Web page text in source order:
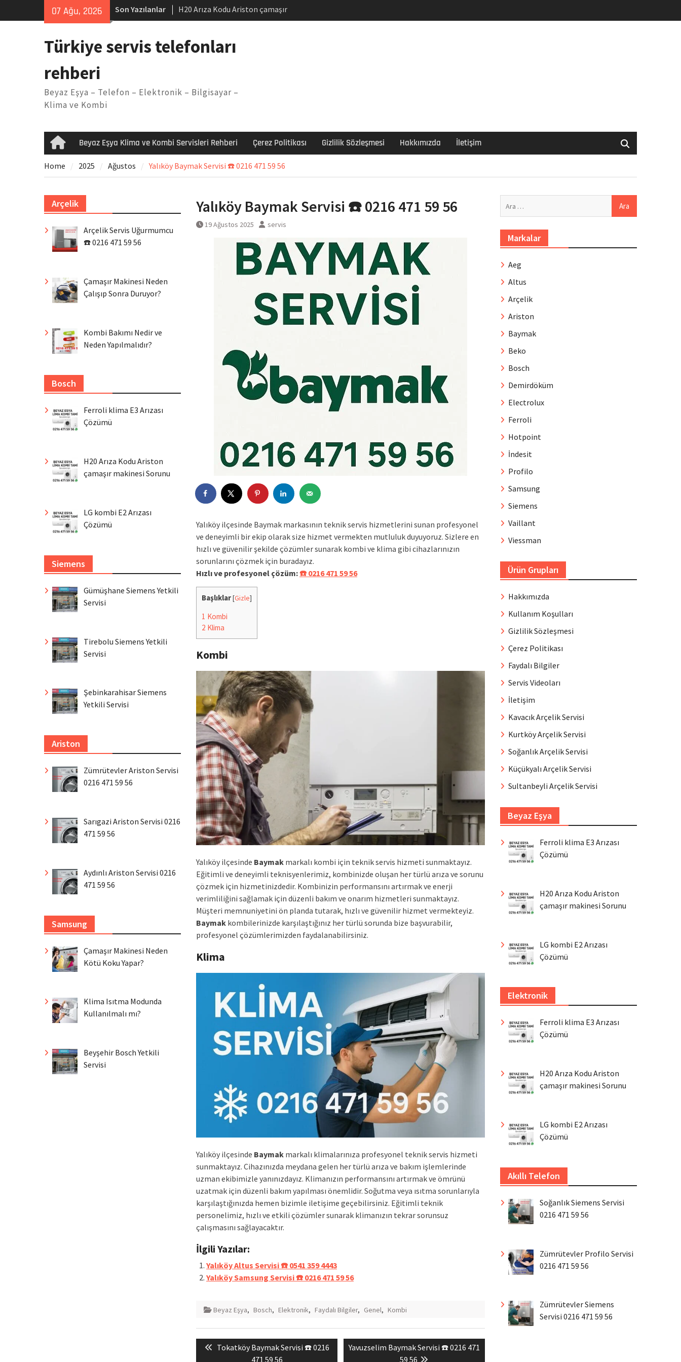
07 Ağu, 2026 Son Yazılanlar
H20 Arıza Kodu Ariston çamaşır
makinesi Sorunu
Arçelik buzdolabı F5 Hatası Çözüm
Ferroli klima E3 Arızası Çözümü
Türkiye servis telefonları
rehberi
Beyaz Eşya – Telefon – Elektronik – Bilgisayar –
Klima ve Kombi
HomeBeyaz Eşya Klima ve Kombi Servisleri Rehberi Çerez Politikası Gizlilik Sözleşmesi Hakkımızda İletişim
Home 2025 Ağustos Yalıköy Baymak Servisi ☎️ 0216 471 59 56
Yalıköy Baymak Servisi ☎️ 0216 471 59 56
19 Ağustos 2025 servis
Yalıköy ilçesinde Baymak markasının teknik servis hizmetlerini sunan profesyonel
ve deneyimli bir ekip olarak size hizmet vermekten mutluluk duyuyoruz. Sizlere en
hızlı ve güvenilir şekilde çözümler sunarak kombi ve klima gibi cihazlarınızın
sorunlarını çözmek için buradayız.
Hızlı ve profesyonel çözüm:☎️ 0216 471 59 56
Başlıklar[Gizle]
1 Kombi
2 Klima
Kombi
Yalıköy ilçesinde Baymak markalı kombi için teknik servis hizmeti sunmaktayız.
Eğitimli ve deneyimli teknisyenlerimiz, kombinizde oluşan her türlü arıza ve sorunu
çözmek için hizmetinizdedir. Kombinizin performansını artırmak ve enerji
verimliliğini sağlamak için düzenli bakım ve onarım hizmetleri sunmaktayız.
Müşteri memnuniyetini ön planda tutarak, hızlı ve güvenilir hizmet vermekteyiz.
Baymak kombilerinizde karşılaştığınız her türlü sorunda bize başvurabilir,
profesyonel çözümlerimizden faydalanabilirsiniz.
Klima
Yalıköy ilçesinde Baymak markalı klimalarınıza profesyonel teknik servis hizmeti
sunmaktayız. Cihazınızda meydana gelen her türlü arıza ve bakım işlemlerinde
uzman ekibimizle yanınızdayız. Klimanızın performansını artırmak ve ömrünü
uzatmak için düzenli bakım yapılması önemlidir. Soğutma veya ısıtma sorunlarıyla
karşılaştığınızda hemen bizimle iletişime geçebilirsiniz. Eğitimli teknik
personelimiz, hızlı ve etkili çözümler sunarak klimanızın tekrar sorunsuz
çalışmasını sağlayacaktır.
İlgili Yazılar:
Yalıköy Altus Servisi ☎️ 0541 359 4443
Yalıköy Samsung Servisi ☎️ 0216 471 59 56
Beyaz Eşya, Bosch, Elektronik, Faydalı Bilgiler, Genel, Kombi
Yazı
gezinmesi
Previous
Tokatköy Baymak Servisi ☎️ 0216
471 59 56
Next
Yavuzselim Baymak Servisi ☎️ 0216 471
59 56
Markalar
Aeg
Altus
Arçelik
Ariston
Baymak
Beko
Bosch
Demirdöküm
Electrolux
Ferroli
Hotpoint
İndesit
Profilo
Samsung
Siemens
Vaillant
Viessman
Ürün Grupları
Hakkımızda
Kullanım Koşulları
Gizlilik Sözleşmesi
Çerez Politikası
Faydalı Bilgiler
Servis Videoları
İletişim
Kavacık Arçelik Servisi
Kurtköy Arçelik Servisi
Soğanlık Arçelik Servisi
Küçükyalı Arçelik Servisi
Sultanbeyli Arçelik Servisi
Beyaz Eşya
Ferroli klima E3 Arızası
Çözümü
H20 Arıza Kodu Ariston
çamaşır makinesi Sorunu
LG kombi E2 Arızası
Çözümü
Elektronik
Ferroli klima E3 Arızası
Çözümü
H20 Arıza Kodu Ariston
çamaşır makinesi Sorunu
LG kombi E2 Arızası
Çözümü
Akıllı Telefon
Soğanlık Siemens Servisi
0216 471 59 56
Zümrütevler Profilo Servisi
0216 471 59 56
Zümrütevler Siemens
Servisi 0216 471 59 56
Arçelik
Arçelik Servis Uğurmumcu
☎️ 0216 471 59 56
Çamaşır Makinesi Neden
Çalışıp Sonra Duruyor?
Kombi Bakımı Nedir ve
Neden Yapılmalıdır?
Bosch
Ferroli klima E3 Arızası
Çözümü
H20 Arıza Kodu Ariston
çamaşır makinesi Sorunu
LG kombi E2 Arızası
Çözümü
Siemens
Gümüşhane Siemens Yetkili
Servisi
Tirebolu Siemens Yetkili
Servisi
Şebinkarahisar Siemens
Yetkili Servisi
Ariston
Zümrütevler Ariston Servisi
0216 471 59 56
Sarıgazi Ariston Servisi 0216
471 59 56
Aydınlı Ariston Servisi 0216
471 59 56
Samsung
Çamaşır Makinesi Neden
Kötü Koku Yapar?
Klima Isıtma Modunda
Kullanılmalı mı?
Beyşehir Bosch Yetkili
Servisi